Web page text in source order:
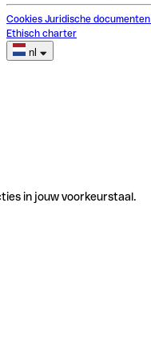
Cookies Juridische documenten
Ethisch charter
nl
in jouw voorkeurstaal.